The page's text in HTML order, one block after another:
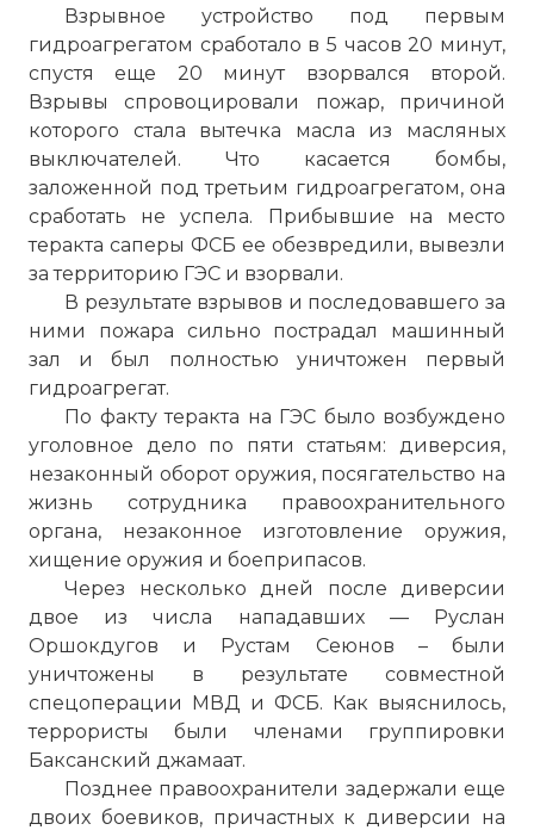
Взрывное устройство под первым
гидроагрегатом сработало в 5 часов 20 минут,
спустя еще 20 минут взорвался второй.
Взрывы спровоцировали пожар, причиной
которого стала вытечка масла из масляных
выключателей. Что касается бомбы,
заложенной под третьим гидроагрегатом, она
сработать не успела. Прибывшие на место
теракта саперы ФСБ ее обезвредили, вывезли
за территорию ГЭС и взорвали.
В результате взрывов и последовавшего за
ними пожара сильно пострадал машинный
зал и был полностью уничтожен первый
гидроагрегат.
По факту теракта на ГЭС было возбуждено
уголовное дело по пяти статьям: диверсия,
незаконный оборот оружия, посягательство на
жизнь сотрудника правоохранительного
органа, незаконное изготовление оружия,
хищение оружия и боеприпасов.
Через несколько дней после диверсии
двое из числа нападавших — Руслан
Оршокдугов и Рустам Сеюнов – были
уничтожены в результате совместной
спецоперации МВД и ФСБ. Как выяснилось,
террористы были членами группировки
Баксанский джамаат.
Позднее правоохранители задержали еще
двоих боевиков, причастных к диверсии на